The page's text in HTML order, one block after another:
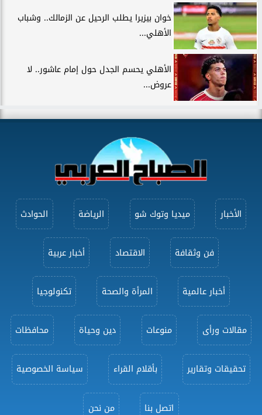
خوان بيزيرا يطلب الرحيل عن الزمالك.. وشباب
الأهلي...
الأهلي يحسم الجدل حول إمام عاشور.. لا
عروض...
الأخبار ميديا وتوك شو الرياضة الحوادث
فن وثقافة الاقتصاد أخبار عربية
أخبار عالمية المرأة والصحة تكنولوجيا
مقالات ورأى منوعات دين وحياة محافظات
تحقيقات وتقارير بأقلام القراء سياسة الخصوصية
اتصل بنا من نحن